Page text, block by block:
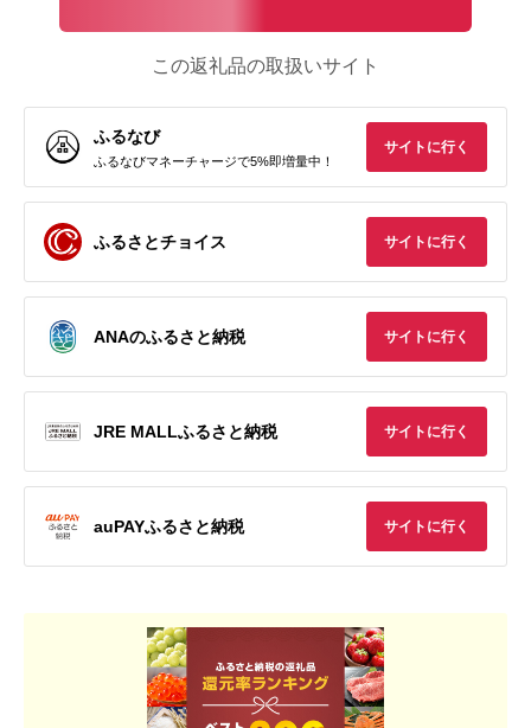
この返礼品の取扱いサイト
ふるなび
ふるなびマネーチャージで5%即増量中！
サイトに行く
ふるさとチョイス サイトに行く
ANAのふるさと納税 サイトに行く
JRE MALLふるさと納税 サイトに行く
auPAYふるさと納税 サイトに行く